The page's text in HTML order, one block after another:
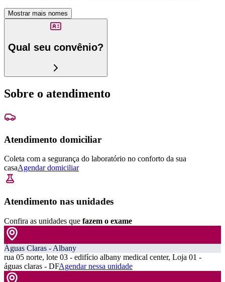
Mostrar mais nomes
Qual seu convênio?
Sobre o atendimento
Atendimento domiciliar
Coleta com a segurança do laboratório no conforto da sua
casaAgendar domiciliar
Atendimento nas unidades
Confira as unidades que fazem o exame
Águas Claras - Albany
rua 05 norte, lote 03 - edifício albany medical center, Loja 01 -
águas claras - DFAgendar nessa unidade